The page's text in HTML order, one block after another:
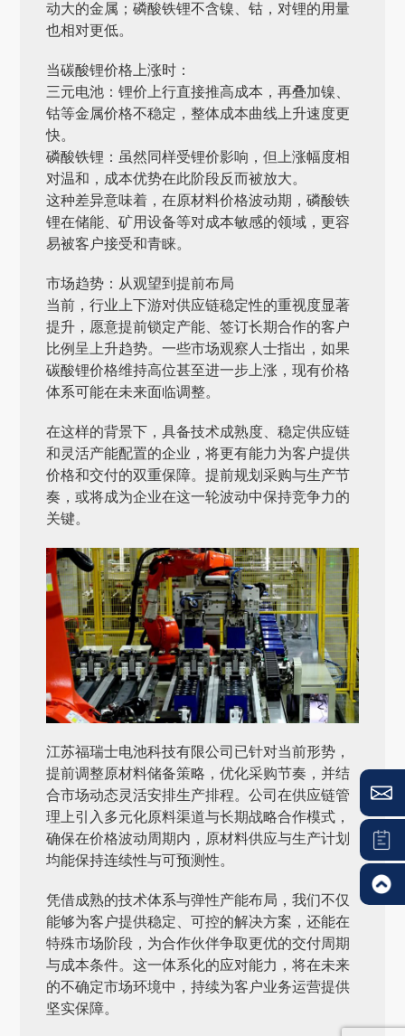
动大的金属；磷酸铁锂不含镍、钴，对锂的用量
也相对更低。
当碳酸锂价格上涨时：
三元电池：锂价上行直接推高成本，再叠加镍、
钴等金属价格不稳定，整体成本曲线上升速度更
快。
磷酸铁锂：虽然同样受锂价影响，但上涨幅度相
对温和，成本优势在此阶段反而被放大。
这种差异意味着，在原材料价格波动期，磷酸铁
锂在储能、矿用设备等对成本敏感的领域，更容
易被客户接受和青睐。
市场趋势：从观望到提前布局
当前，行业上下游对供应链稳定性的重视度显著
提升，愿意提前锁定产能、签订长期合作的客户
比例呈上升趋势。一些市场观察人士指出，如果
碳酸锂价格维持高位甚至进一步上涨，现有价格
体系可能在未来面临调整。
在这样的背景下，具备技术成熟度、稳定供应链
和灵活产能配置的企业，将更有能力为客户提供
价格和交付的双重保障。提前规划采购与生产节
奏，或将成为企业在这一轮波动中保持竞争力的
关键。
江苏福瑞士电池科技有限公司 已针对当前形势，
提前调整原材料储备策略，优化采购节奏，并结
合市场动态灵活安排生产排程。公司在供应链管
理上引入多元化原料渠道与长期战略合作模式，
确保在价格波动周期内，原材料供应与生产计划
均能保持连续性与可预测性。
凭借成熟的技术体系与弹性产能布局，我们不仅
能够为客户提供稳定、可控的解决方案，还能在
特殊市场阶段，为合作伙伴争取更优的交付周期
与成本条件。这一体系化的应对能力，将在未来
的不确定市场环境中，持续为客户业务运营提供
坚实保障。